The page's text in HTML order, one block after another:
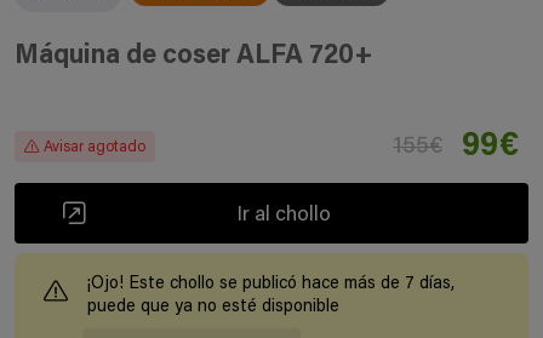
Máquina de coser ALFA 720+
Avisar agotado 155€ 99€
Ir al chollo
¡Ojo! Este chollo se publicó hace más de 7 días,
puede que ya no esté disponible